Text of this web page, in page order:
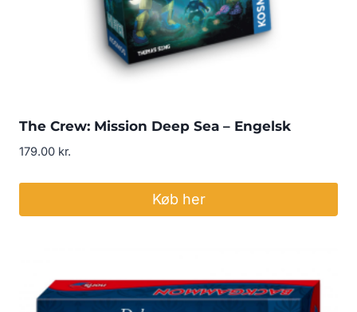
The Crew: Mission Deep Sea – Engelsk
179.00 kr.
Køb her